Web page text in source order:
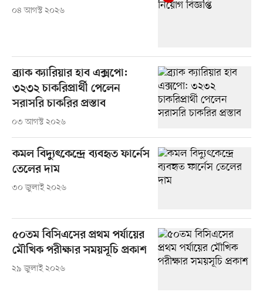
০৪ আগস্ট ২০২৬
ব্র্যাক ক্যারিয়ার হাব এক্সপো:
৩২৩২ চাকরিপ্রার্থী পেলেন
সরাসরি চাকরির প্রস্তাব
০৩ আগস্ট ২০২৬
কমল বিদ্যুৎকেন্দ্রে ব্যবহৃত ফার্নেস
তেলের দাম
৩০ জুলাই ২০২৬
৫০তম বিসিএসের প্রথম পর্যায়ের
মৌখিক পরীক্ষার সময়সূচি প্রকাশ
২৯ জুলাই ২০২৬